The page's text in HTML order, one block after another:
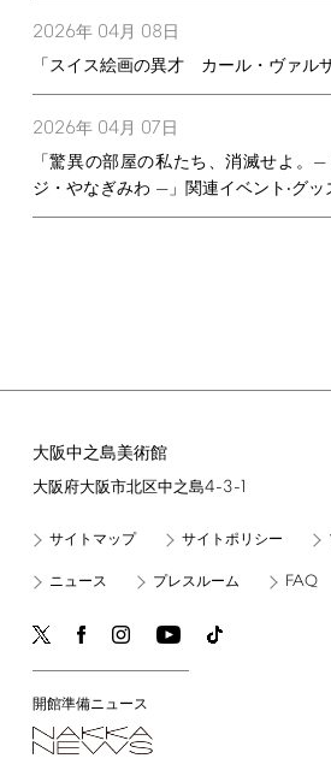
2026年 04月 08 日
「スイス絵画の異才 カール・ヴァル
2026年 04月 07 日
「驚異の部屋の私たち、消滅せよ。
ジ・やなぎみわ —」関連イベント‧グッ
大阪中之島美術館
大阪府大阪市北区中之島4-3-1
サイトマップ サイトポリシー
ニュース プレスルーム FAQ
開館準備ニュース